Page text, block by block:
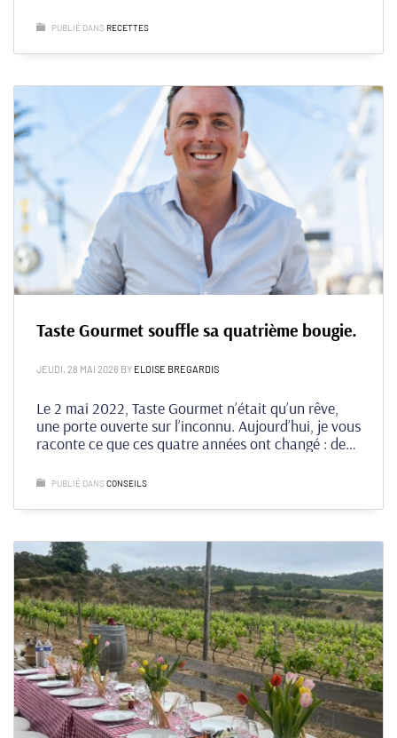
PUBLIÉ DANS RECETTES
Taste Gourmet souffle sa quatrième bougie.
JEUDI, 28 MAI 2026 BY ELOISE BREGARDIS
Le 2 mai 2022, Taste Gourmet n’était qu’un rêve,
une porte ouverte sur l’inconnu. Aujourd’hui, je vous
raconte ce que ces quatre années ont changé : des
aux partenariats inattendus.
PUBLIÉ DANS CONSEILS